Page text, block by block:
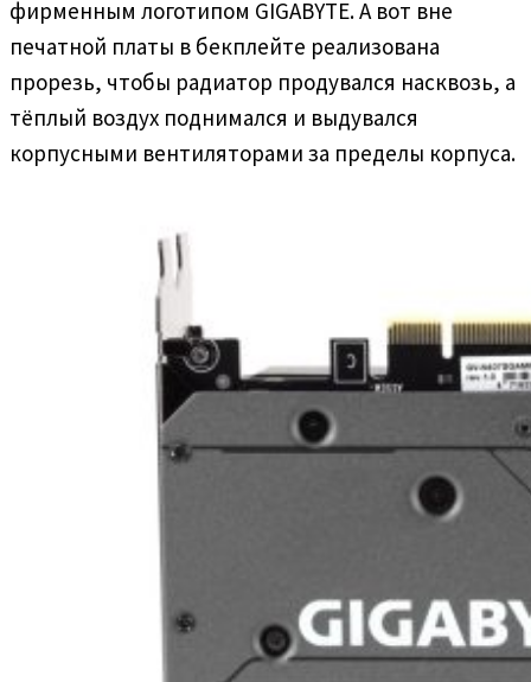
фирменным логотипом GIGABYTE. А вот вне
печатной платы в бекплейте реализована
прорезь, чтобы радиатор продувался насквозь, а
тёплый воздух поднимался и выдувался
корпусными вентиляторами за пределы корпуса.